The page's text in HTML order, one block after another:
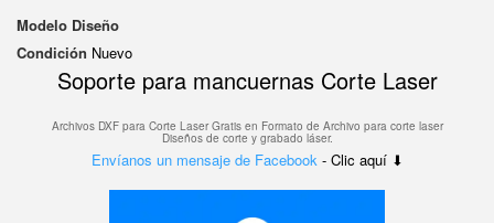
Modelo Diseño
Condición Nuevo
Soporte para mancuernas Corte Laser
Archivos DXF para Corte Laser Gratis en Formato de Archivo para corte laser
Diseños de corte y grabado láser.
Envíanos un mensaje de Facebook - Clic aquí ⬇